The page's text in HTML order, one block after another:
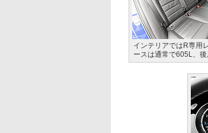
インテリアではR専用
ースは通常で605L、